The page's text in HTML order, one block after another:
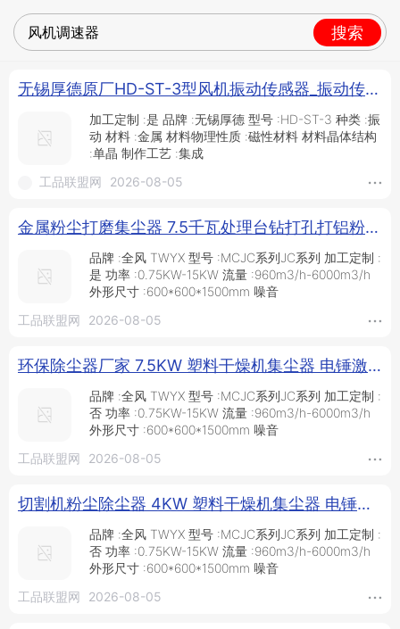
搜索
无锡厚德原厂HD-ST-3型风机振动传感器_振动传感器_传感器_工业自动化_供应_工品联盟网
加工定制 :是 品牌 :无锡厚德 型号 :HD-ST-3 种类 :振
动 材料 :金属 材料物理性质 :磁性材料 材料晶体结构
:单晶 制作工艺 :集成
工品联盟网
2026-08-05
金属粉尘打磨集尘器 7.5千瓦处理台钻打孔打铝粉尘收集专用集尘器 吸粉尘工业集尘器_供应产品_北京全风机电设备有限公司
品牌 :全风 TWYX 型号 :MCJC系列JC系列 加工定制 :
是 功率 :0.75KW-15KW 流量 :960m3/h-6000m3/h
外形尺寸 :600*600*1500mm 噪音
工品联盟网
2026-08-05
环保除尘器厂家 7.5KW 塑料干燥机集尘器 电锤激光集尘器_供应产品_北京全风机电设备有限公司
品牌 :全风 TWYX 型号 :MCJC系列JC系列 加工定制 :
否 功率 :0.75KW-15KW 流量 :960m3/h-6000m3/h
外形尺寸 :600*600*1500mm 噪音
工品联盟网
2026-08-05
切割机粉尘除尘器 4KW 塑料干燥机集尘器 电锤激光集尘器_供应产品_北京全风机电设备有限公司
品牌 :全风 TWYX 型号 :MCJC系列JC系列 加工定制 :
否 功率 :0.75KW-15KW 流量 :960m3/h-6000m3/h
外形尺寸 :600*600*1500mm 噪音
工品联盟网
2026-08-05